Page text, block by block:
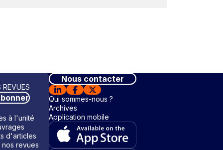
REVUES
à l'unité
d'articles
nos revues
Nous contacter
Qui sommes-nous ?
Archives
Application mobile